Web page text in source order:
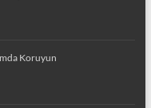
Koruyun